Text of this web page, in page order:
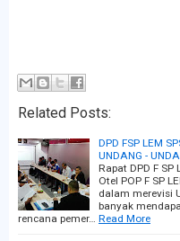
Related Posts:
DPD FSP LEM
UNDANG -
Rapat DPD F
Otel POP F SP
dalam merevisi
banyak
rencana pemer… Read More